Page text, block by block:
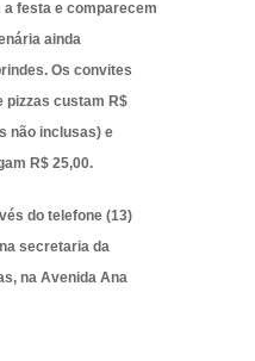
a festa e comparecem
ainda
Os convites
pizzas custam R$
não inclusas) e
R$ 25,00.
do telefone (13)
secretaria da
na Avenida Ana